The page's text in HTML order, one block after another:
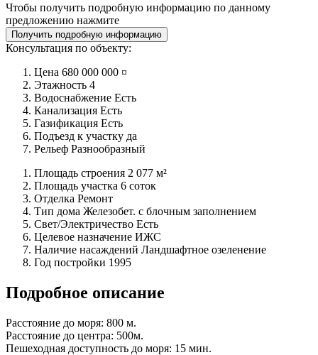
Чтобы получить подробную информацию по данному
предложению нажмите
Получить подробную информацию
Консультация по объекту:
Цена 680 000 000 ¤
Этажность 4
Водоснабжение Есть
Канализация Есть
Газификация Есть
Подъезд к участку да
Рельеф Разнообразный
Площадь строения 2 077 м²
Площадь участка 6 соток
Отделка Ремонт
Тип дома Железобет. с блочным заполнением
Свет/Электричество Есть
Целевое назначение ИЖС
Наличие насаждений Ландшафтное озеленение
Год постройки 1995
Подробное описание
Расстояние до моря: 800 м.
Расстояние до центра: 500м.
Пешеходная доступность до моря: 15 мин.